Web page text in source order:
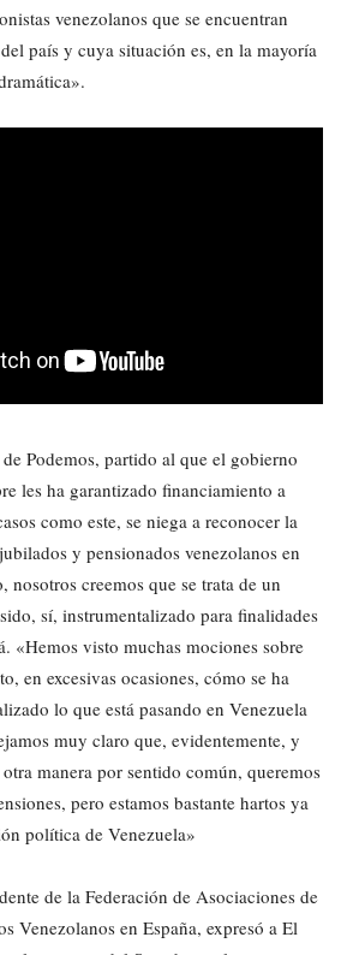
venezolanos que se encuentran
país y cuya situación es, en la mayoría
Podemos, partido al que el gobierno
les ha garantizado financiamiento a
como este, se niega a reconocer la
y pensionados venezolanos en
nosotros creemos que se trata de un
sí, instrumentalizado para finalidades
«Hemos visto muchas mociones sobre
en excesivas ocasiones, cómo se ha
lo que está pasando en Venezuela
muy claro que, evidentemente, y
manera por sentido común, queremos
pero estamos bastante hartos ya
política de Venezuela»
de la Federación de Asociaciones de
Venezolanos en España, expresó a El